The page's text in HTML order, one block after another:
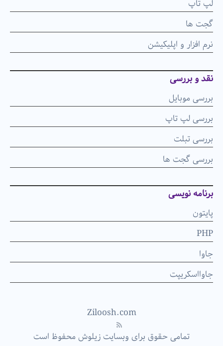
لپ تاپ
گجت ها
نرم افزار و اپلیکیشن
نقد و بررسی
بررسی موبایل
بررسی لپ تاپ
بررسی تبلت
بررسی گجت ها
برنامه نویسی
پایتون
PHP
جاوا
جاوااسکریپت
Ziloosh.com
تمامی حقوق برای وبسایت زیلوش محفوظ است